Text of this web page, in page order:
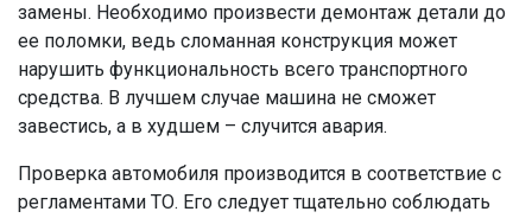
замены. Необходимо произвести демонтаж детали до
ее поломки, ведь сломанная конструкция может
нарушить функциональность всего транспортного
средства. В лучшем случае машина не сможет
завестись, а в худшем – случится авария.
Проверка автомобиля производится в соответствие с
регламентами ТО. Его следует тщательно соблюдать